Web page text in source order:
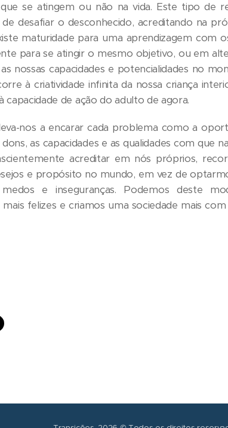
se atingem ou não na vida. Este tipo de
desafiar o desconhecido, acreditando na
maturidade para uma aprendizagem com
para se atingir o mesmo objetivo, ou em
nossas capacidades e potencialidades no
à criatividade infinita da nossa criança
capacidade de ação do adulto de agora.
nos a encarar cada problema como a
as capacidades e as qualidades com que
acreditar em nós próprios,
e propósito no mundo, em vez de
e inseguranças. Podemos deste
felizes e criamos uma sociedade mais